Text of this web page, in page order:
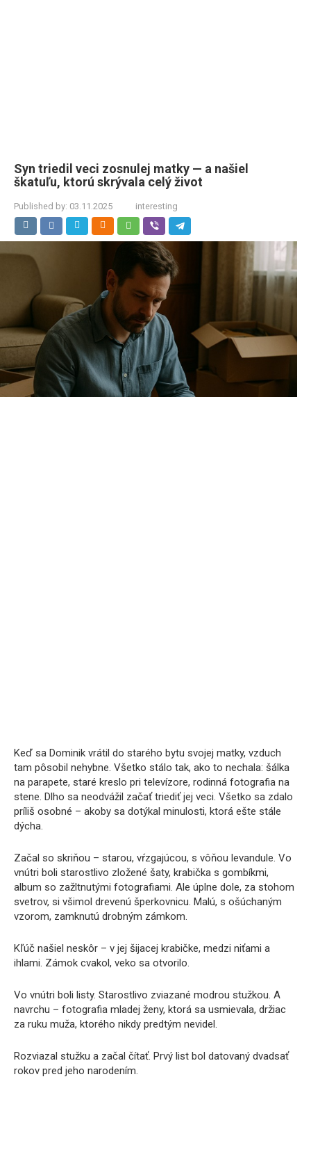
Syn triedil veci zosnulej matky — a našiel
škatuľu, ktorú skrývala celý život
Published by: 03.11.2025 interesting
Keď sa Dominik vrátil do starého bytu svojej matky, vzduch
tam pôsobil nehybne. Všetko stálo tak, ako to nechala: šálka
na parapete, staré kreslo pri televízore, rodinná fotografia na
stene. Dlho sa neodvážil začať triediť jej veci. Všetko sa zdalo
príliš osobné – akoby sa dotýkal minulosti, ktorá ešte stále
dýcha.
Začal so skriňou – starou, vŕzgajúcou, s vôňou levandule. Vo
vnútri boli starostlivo zložené šaty, krabička s gombíkmi,
album so zažltnutými fotografiami. Ale úplne dole, za stohom
svetrov, si všimol drevenú šperkovnicu. Malú, s ošúchaným
vzorom, zamknutú drobným zámkom.
Kľúč našiel neskôr – v jej šijacej krabičke, medzi niťami a
ihlami. Zámok cvakol, veko sa otvorilo.
Vo vnútri boli listy. Starostlivo zviazané modrou stužkou. A
navrchu – fotografia mladej ženy, ktorá sa usmievala, držiac
za ruku muža, ktorého nikdy predtým nevidel.
Rozviazal stužku a začal čítať. Prvý list bol datovaný dvadsať
rokov pred jeho narodením.